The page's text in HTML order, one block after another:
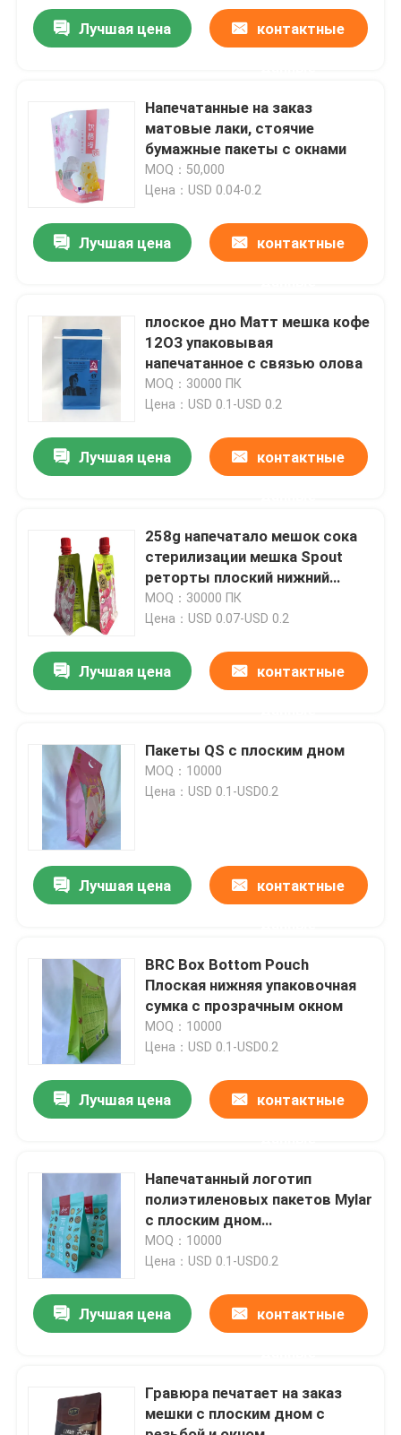
Продукты
О нас
Путешествие фабрики
Свяжитесь мы
Новости
Случаи
Мешочек для упаковки носика
Лучшая цена контактные
Напечатанные на заказ
матовые лаки, стоячие
бумажные пакеты с окнами
MOQ：50,000
Цена：USD 0.04-0.2
Лучшая цена контактные
плоское дно Матт мешка кофе
12ОЗ упаковывая
напечатанное с связью олова
MOQ：30000 ПК
Цена：USD 0.1-USD 0.2
Лучшая цена контактные
258g напечатало мешок сока
стерилизации мешка Spout
реторты плоский нижний
упаковывая
MOQ：30000 ПК
Цена：USD 0.07-USD 0.2
Лучшая цена контактные
Пакеты QS с плоским дном
MOQ：10000
Цена：USD 0.1-USD0.2
Лучшая цена контактные
BRC Box Bottom Pouch
Плоская нижняя упаковочная
сумка с прозрачным окном
MOQ：10000
Цена：USD 0.1-USD0.2
Лучшая цена контактные
Напечатанный логотип
полиэтиленовых пакетов Mylar
с плоским дном
изготовленный на заказ для
легкой закуски
MOQ：10000
Цена：USD 0.1-USD0.2
Лучшая цена контактные
Гравюра печатает на заказ
мешки с плоским дном с